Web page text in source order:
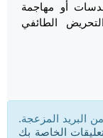
أو مهاجمة
الطائفي
البريد المزعجة.
الخاصة بك